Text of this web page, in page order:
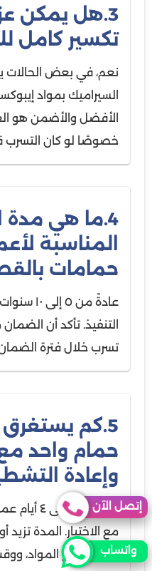
3.هل يمكن
تكسير كامل
نعم، في بعض
السيراميك بمواد
الأفضل والأضمن هو
خصوصًا لو كان التسرب
4.ما هي مدة
المناسبة
حمامات
عادةً من
التنفيذ. تأكد أن
تسرب خلال فترة
5.كم يستغرق
حمام واحد مع
وإعادة
غالبًا من
مع الاختبار. المدة
الحمام، نوع المواد،
إتصل الآن
واتساب